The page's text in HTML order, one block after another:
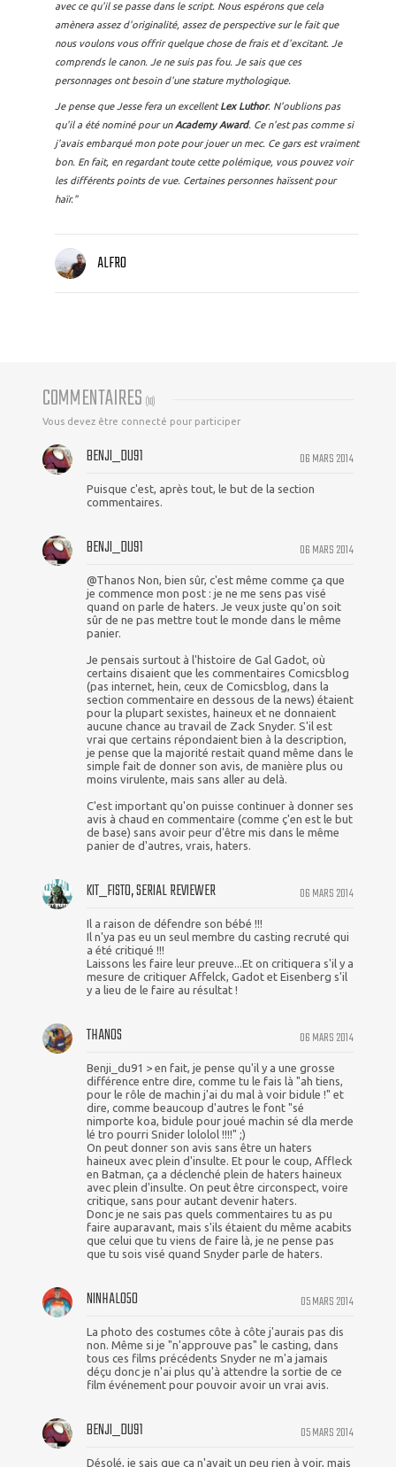
avec ce qu'il se passe dans le script. Nous espérons que cela
amènera assez d'originalité, assez de perspective sur le fait que
nous voulons vous offrir quelque chose de frais et d'excitant. Je
comprends le canon. Je ne suis pas fou. Je sais que ces
personnages ont besoin d'une stature mythologique.
Je pense que Jesse fera un excellentLex Luthor. N'oublions pas
qu'il a été nominé pour unAcademy Award. Ce n'est pas comme si
j'avais embarqué mon pote pour jouer un mec. Ce gars est vraiment
bon. En fait, en regardant toute cette polémique, vous pouvez voir
les différents points de vue. Certaines personnes haïssent pour
haïr."
ALFRO
COMMENTAIRES (10)
Vous devez être connecté pour participer
06 MARS 2014
BENJI_DU91
Puisque c'est, après tout, le but de la section
commentaires.
06 MARS 2014
BENJI_DU91
@Thanos Non, bien sûr, c'est même comme ça que
je commence mon post : je ne me sens pas visé
quand on parle de haters. Je veux juste qu'on soit
sûr de ne pas mettre tout le monde dans le même
panier.
Je pensais surtout à l'histoire de Gal Gadot, où
certains disaient que les commentaires Comicsblog
(pas internet, hein, ceux de Comicsblog, dans la
section commentaire en dessous de la news) étaient
pour la plupart sexistes, haineux et ne donnaient
aucune chance au travail de Zack Snyder. S'il est
vrai que certains répondaient bien à la description,
je pense que la majorité restait quand même dans le
simple fait de donner son avis, de manière plus ou
moins virulente, mais sans aller au delà.
C'est important qu'on puisse continuer à donner ses
avis à chaud en commentaire (comme ç'en est le but
de base) sans avoir peur d'être mis dans le même
panier de d'autres, vrais, haters.
06 MARS 2014
KIT_FISTO, SERIAL REVIEWER
Il a raison de défendre son bébé !!!
Il n'ya pas eu un seul membre du casting recruté qui
a été critiqué !!!
Laissons les faire leur preuve...Et on critiquera s'il y a
mesure de critiquer Affelck, Gadot et Eisenberg s'il
y a lieu de le faire au résultat !
06 MARS 2014
THANOS
Benji_du91 > en fait, je pense qu'il y a une grosse
différence entre dire, comme tu le fais là "ah tiens,
pour le rôle de machin j'ai du mal à voir bidule !" et
dire, comme beaucoup d'autres le font "sé
nimporte koa, bidule pour joué machin sé dla merde
lé tro pourri Snider lololol !!!!" ;)
On peut donner son avis sans être un haters
haineux avec plein d'insulte. Et pour le coup, Affleck
en Batman, ça a déclenché plein de haters haineux
avec plein d'insulte. On peut être circonspect, voire
critique, sans pour autant devenir haters.
Donc je ne sais pas quels commentaires tu as pu
faire auparavant, mais s'ils étaient du même acabits
que celui que tu viens de faire là, je ne pense pas
que tu sois visé quand Snyder parle de haters.
05 MARS 2014
NINHALO50
La photo des costumes côte à côte j'aurais pas dis
non. Même si je "n'approuve pas" le casting, dans
tous ces films précédents Snyder ne m'a jamais
déçu donc je n'ai plus qu'à attendre la sortie de ce
film événement pour pouvoir avoir un vrai avis.
05 MARS 2014
BENJI_DU91
Désolé, je sais que ça n'avait un peu rien à voir, mais